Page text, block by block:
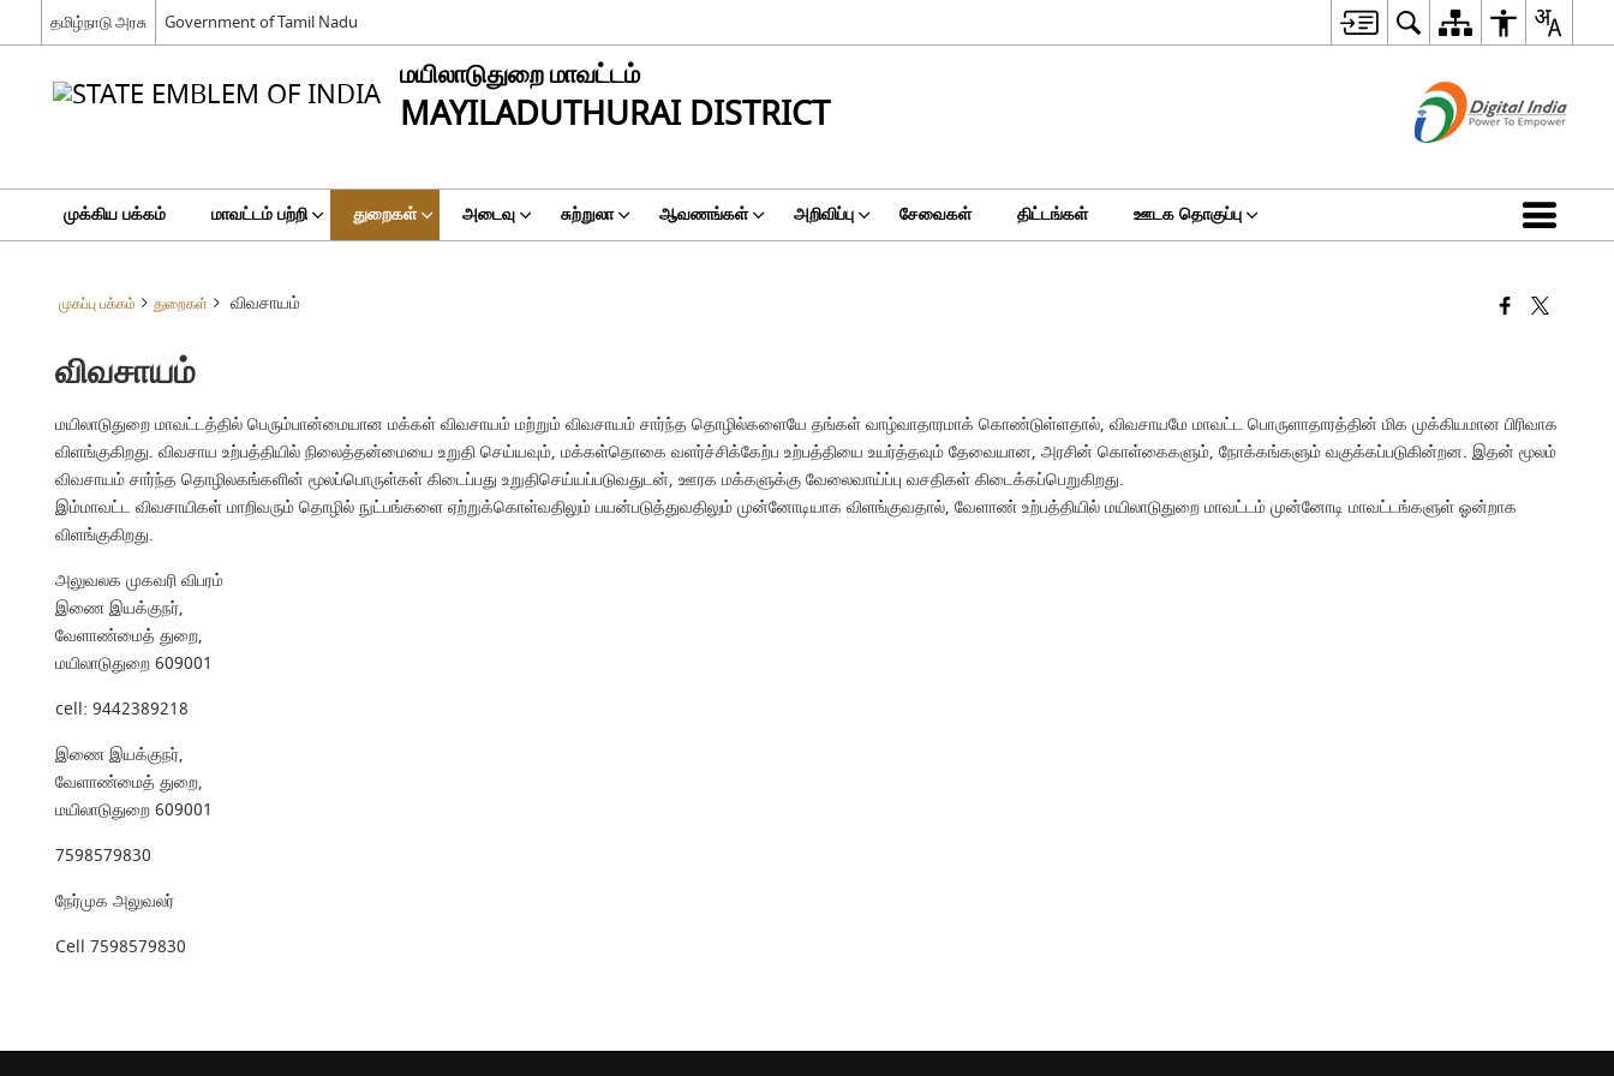
தமிழ்நாடு அரசு Government of Tamil Nadu
மயிலாடுதுறை மாவட்டம்
MAYILADUTHURAI DISTRICT
முக்கிய பக்கம் மாவட்டம் பற்றி துறைகள் அடைவு சுற்றுலா ஆவணங்கள் அறிவிப்பு சேவைகள் திட்டங்கள் ஊடக தொகுப்பு
முகப்பு பக்கம் துறைகள் விவசாயம்
விவசாயம்
மயிலாடுதுறை மாவட்டத்தில் பெரும்பான்மையான மக்கள் விவசாயம் மற்றும் விவசாயம் சார்ந்த தொழில்களையே தங்கள் வாழ்வாதாரமாக் கொண்டுள்ளதால், விவசாயமே மாவட்ட பொருளாதாரத்தின் மிக முக்கியமான பிரிவாக
விளங்குகிறது. விவசாய உற்பத்தியில் நிலைத்தன்மையை உறுதி செய்யவும், மக்கள்தொகை வளர்ச்சிக்கேற்ப உற்பத்தியை உயர்த்தவும் தேவையான, அரசின் கொள்கைகளும், நோக்கங்களும் வகுக்கப்படுகின்றன. இதன் மூலம்
விவசாயம் சார்ந்த தொழிலகங்களின் மூலப்பொருள்கள் கிடைப்பது உறுதிசெய்யப்படுவதுடன், ஊரக மக்களுக்கு வேலைவாய்ப்பு வசதிகள் கிடைக்கப்பெறுகிறது.
இம்மாவட்ட விவசாயிகள் மாறிவரும் தொழில் நுட்பங்களை ஏற்றுக்கொள்வதிலும் பயன்படுத்துவதிலும் முன்னோடியாக விளங்குவதால், வேளாண் உற்பத்தியில் மயிலாடுதுறை மாவட்டம் முன்னோடி மாவட்டங்களுள் ஓன்றாக
விளங்குகிறது.
அலுவலக முகவரி விபரம்
இணை இயக்குநர்,
வேளாண்மைத் துறை,
மயிலாடுதுறை 609001
cell: 9442389218
இணை இயக்குநர்,
வேளாண்மைத் துறை,
மயிலாடுதுறை 609001
7598579830
நேர்முக அலுவலர்
Cell 7598579830